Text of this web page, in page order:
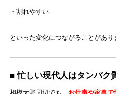
・割れやすい
といった変化につながることがあり
■ 忙しい現代人はタンパク
相模大野周辺でも、 お仕事や家事で